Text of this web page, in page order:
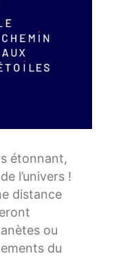
étonnant,
l’univers !
distance
ou
du